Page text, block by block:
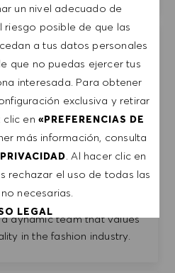
un nivel adecuado de
riesgo posible de que las
a tus datos personales
que no puedas ejercer tus
interesada. Para obtener
exclusiva y retirar
clic en«PREFERENCIAS DE
más información, consulta
. Al hacer clic en
rechazar el uso de todas las
necesarias.
LEGAL
Outlet, Allen
INC.
Allen Categoría
Retail Store
Entry Position
Associate at HUGO
customer service
dynamic team that values
in the fashion industry.
Guardar